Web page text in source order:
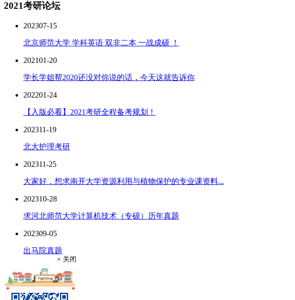
2021考研论坛
202307-15
北京师范大学 学科英语 双非二本 一战成硕 ！
202101-20
学长学姐帮2020还没对你说的话，今天这就告诉你
202201-24
【入版必看】2021考研全程备考规划！
202311-19
北大护理考研
202311-25
大家好，想求南开大学资源利用与植物保护的专业课资料...
202310-28
求河北师范大学计算机技术（专硕）历年真题
202309-05
出马院真题
考研资料
考研真题
考研经验
× 关闭